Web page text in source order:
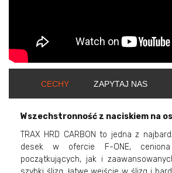
CECHY ZAPYTAJ NAS
Wszechstronność z naciskiem na
TRAX HRD CARBON to jedna z
desek w ofercie F-ONE,
początkujących, jak i